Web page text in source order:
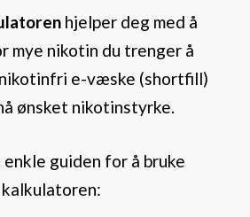
hjelper deg med å
mye nikotin du trenger å
e-væske (shortfill)
ønsket nikotinstyrke.
enkle guiden for å bruke
kalkulatoren: